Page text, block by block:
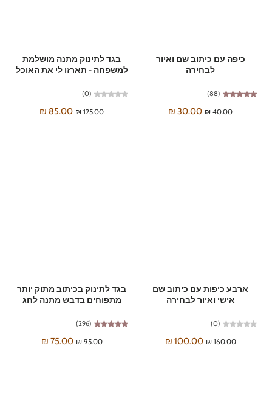
כיפה עם כיתוב שם ואיור
לבחירה
(88)
40.00 ₪
30.00 ₪
בגד לתינוק מתנה מושלמת
למשפחה - תארזו לי את האוכל
(0)
125.00 ₪
85.00 ₪
ארבע כיפות עם כיתוב שם
אישי ואיור לבחירה
(0)
160.00 ₪
100.00 ₪
בגד לתינוק בכיתוב מתוק יותר
מתפוחים בדבש מתנה לחג
(296)
95.00 ₪
75.00 ₪